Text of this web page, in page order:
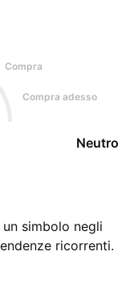
Compra
Compra adesso
Neutro
simbolo negli
ricorrenti.